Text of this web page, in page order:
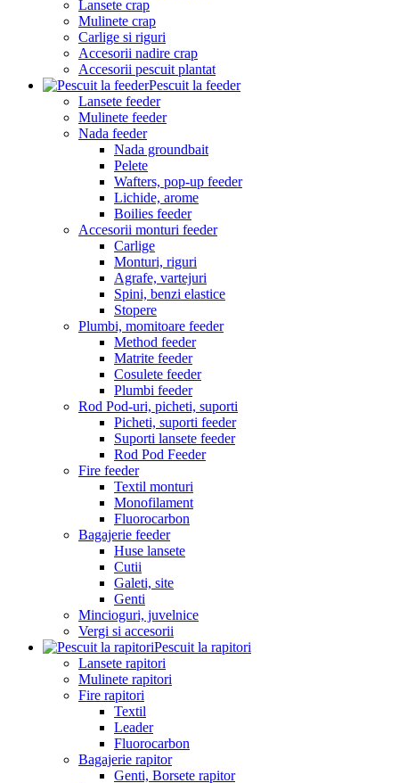
Lansete crap
Mulinete crap
Carlige si riguri
Accesorii nadire crap
Accesorii pescuit plantat
Pescuit la feeder
Lansete feeder
Mulinete feeder
Nada feeder
Nada groundbait
Pelete
Wafters, pop-up feeder
Lichide, arome
Boilies feeder
Accesorii monturi feeder
Carlige
Monturi, riguri
Agrafe, vartejuri
Spini, benzi elastice
Stopere
Plumbi, momitoare feeder
Method feeder
Matrite feeder
Cosulete feeder
Plumbi feeder
Rod Pod-uri, picheti, suporti
Picheti, suporti feeder
Suporti lansete feeder
Rod Pod Feeder
Fire feeder
Textil monturi
Monofilament
Fluorocarbon
Bagajerie feeder
Huse lansete
Cutii
Galeti, site
Genti
Mincioguri, juvelnice
Vergi si accesorii
Pescuit la rapitori
Lansete rapitori
Mulinete rapitori
Fire rapitori
Textil
Leader
Fluorocarbon
Bagajerie rapitor
Genti, Borsete rapitor